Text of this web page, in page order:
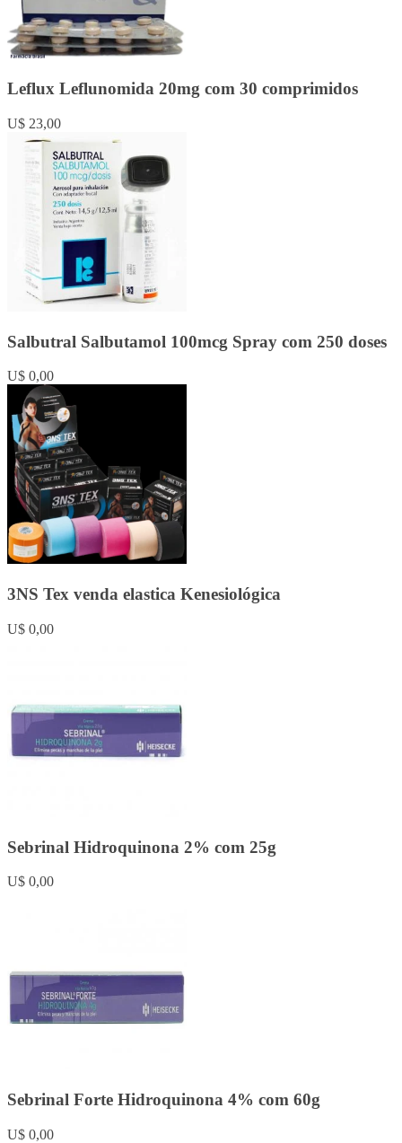
Leflux Leflunomida 20mg com 30 comprimidos
U$ 23,00
Salbutral Salbutamol 100mcg Spray com 250 doses
U$ 0,00
3NS Tex venda elastica Kenesiológica
U$ 0,00
Sebrinal Hidroquinona 2% com 25g
U$ 0,00
Sebrinal Forte Hidroquinona 4% com 60g
U$ 0,00